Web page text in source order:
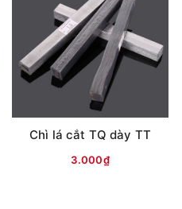
Chì lá cắt TQ dày TT
3.000₫